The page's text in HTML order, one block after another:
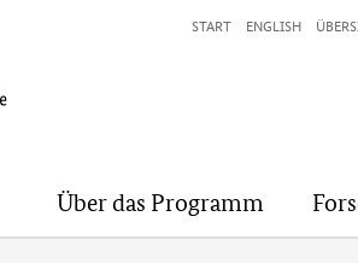
Über das Programm
START ENGLISH